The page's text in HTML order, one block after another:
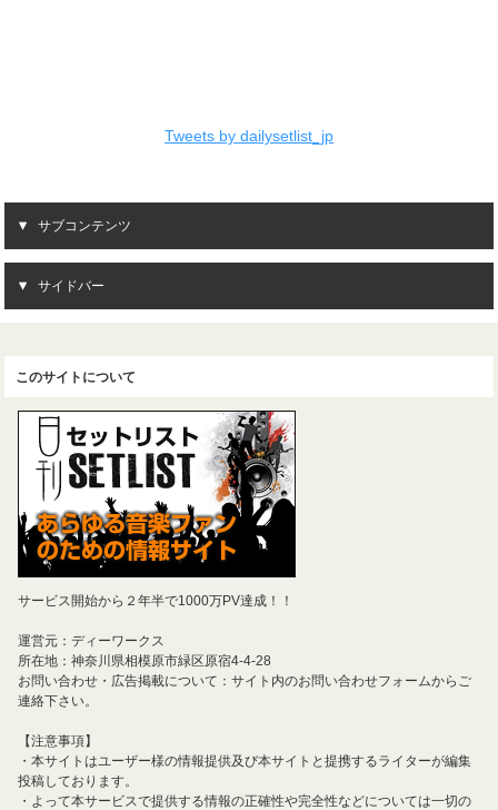
Tweets by dailysetlist_jp
サブコンテンツ
サイドバー
このサイトについて
サービス開始から２年半で1000万PV達成！！
運営元：ディーワークス
所在地：神奈川県相模原市緑区原宿4-4-28
お問い合わせ・広告掲載について：サイト内のお問い合わせフォームからご
連絡下さい。
【注意事項】
・本サイトはユーザー様の情報提供及び本サイトと提携するライターが編集
投稿しております。
・よって本サービスで提供する情報の正確性や完全性などについては一切の